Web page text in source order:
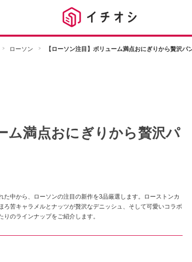
ローソン 【ローソン注目】ボリューム満点おにぎりから贅沢パ
ム満点おにぎりから贅沢パ
中から、ローソンの注目の新作を3品厳選します。ローストンカ
苦キャラメルとナッツが贅沢なデニッシュ、そして可愛いコラボ
のラインナップをご紹介します。